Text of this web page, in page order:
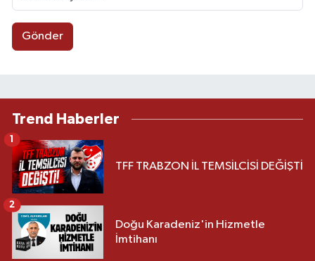
Gönder
Trend Haberler
TFF TRABZON İL TEMSİLCİSİ DEĞİŞTİ
1
Doğu Karadeniz'in Hizmetle
İmtihanı
2